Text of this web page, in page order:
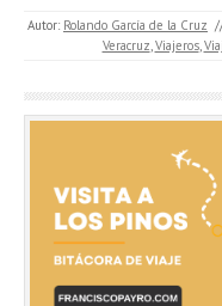
Autor: Rolando García de la Cruz
Veracruz Viajeros,